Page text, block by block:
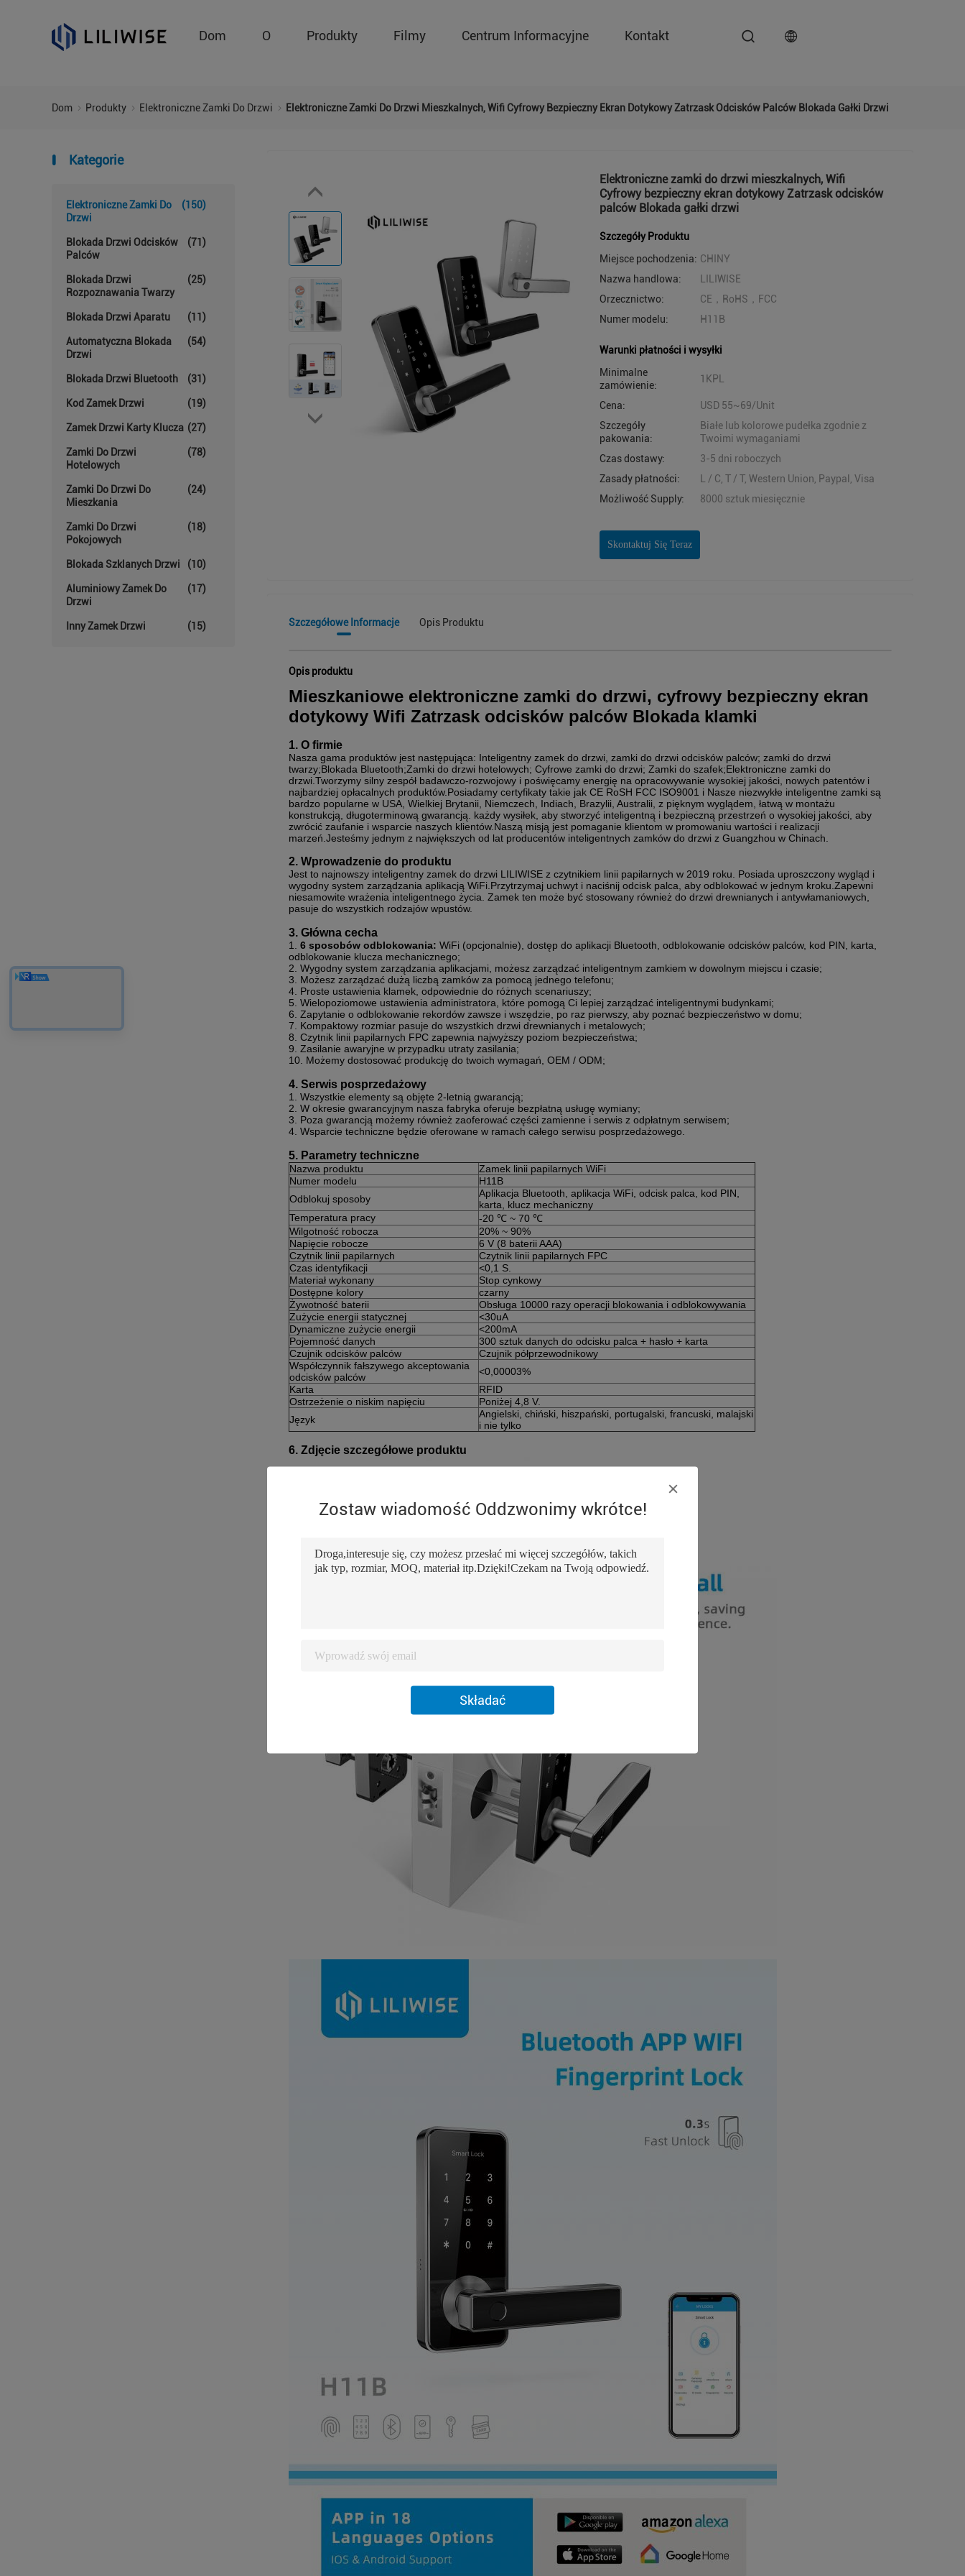
Dom O Produkty Filmy Centrum Informacyjne Kontakt
Dom Produkty Elektroniczne Zamki Do Drzwi Elektroniczne Zamki Do Drzwi Mieszkalnych, Wifi Cyfrowy Bezpieczny Ekran Dotykowy Zatrzask Odcisków Palców Blokada Gałki Drzwi
Kategorie
Elektroniczne Zamki Do
Drzwi
(150)
Blokada Drzwi Odcisków
Palców
(71)
Blokada Drzwi
Rozpoznawania Twarzy
(25)
Blokada Drzwi Aparatu (11)
Automatyczna Blokada
Drzwi
(54)
Blokada Drzwi Bluetooth (31)
Kod Zamek Drzwi (19)
Zamek Drzwi Karty Klucza (27)
Zamki Do Drzwi
Hotelowych
(78)
Zamki Do Drzwi Do
Mieszkania
(24)
Zamki Do Drzwi
Pokojowych
(18)
Blokada Szklanych Drzwi (10)
Aluminiowy Zamek Do
Drzwi
(17)
Inny Zamek Drzwi (15)
Elektroniczne zamki do drzwi mieszkalnych, Wifi
Cyfrowy bezpieczny ekran dotykowy Zatrzask odcisków
palców Blokada gałki drzwi
Szczegóły Produktu
Miejsce pochodzenia: CHINY
Nazwa handlowa:
LILIWISE
Orzecznictwo:
CE，RoHS，FCC
Numer modelu:
H11B
Warunki płatności i wysyłki
Minimalne
zamówienie:
1KPL
Cena:
USD 55~69/Unit
Szczegóły
pakowania:
Białe lub kolorowe pudełka zgodnie z
Twoimi wymaganiami
Czas dostawy:
3-5 dni roboczych
Zasady płatności:
L / C, T / T, Western Union, Paypal, Visa
Możliwość Supply:
8000 sztuk miesięcznie
Skontaktuj Się Teraz
Szczegółowe Informacje Opis Produktu
Opis produktu
Mieszkaniowe elektroniczne zamki do drzwi, cyfrowy bezpieczny ekran
dotykowy Wifi Zatrzask odcisków palców Blokada klamki
1. O firmie
Nasza gama produktów jest następująca: Inteligentny zamek do drzwi, zamki do drzwi odcisków palców; zamki do drzwi
twarzy;Blokada Bluetooth;Zamki do drzwi hotelowych; Cyfrowe zamki do drzwi; Zamki do szafek;Elektroniczne zamki do
drzwi.Tworzymy silny zespół badawczo-rozwojowy i poświęcamy energię na opracowywanie wysokiej jakości, nowych patentów i
najbardziej opłacalnych produktów.Posiadamy certyfikaty takie jak CE RoSH FCC ISO9001 i Nasze niezwykłe inteligentne zamki są
bardzo popularne w USA, Wielkiej Brytanii, Niemczech, Indiach, Brazylii, Australii, z pięknym wyglądem, łatwą w montażu
konstrukcją, długoterminową gwarancją. każdy wysiłek, aby stworzyć inteligentną i bezpieczną przestrzeń o wysokiej jakości, aby
zwrócić zaufanie i wsparcie naszych klientów.Naszą misją jest pomaganie klientom w promowaniu wartości i realizacji
marzeń.Jesteśmy jednym z największych od lat producentów inteligentnych zamków do drzwi z Guangzhou w Chinach.
2. Wprowadzenie do produktu
Jest to najnowszy inteligentny zamek do drzwi LILIWISE z czytnikiem linii papilarnych w 2019 roku. Posiada uproszczony wygląd i
wygodny system zarządzania aplikacją WiFi.Przytrzymaj uchwyt i naciśnij odcisk palca, aby odblokować w jednym kroku.Zapewni
niesamowite wrażenia inteligentnego życia. Zamek ten może być stosowany również do drzwi drewnianych i antywłamaniowych,
pasuje do wszystkich rodzajów wpustów.
3. Główna cecha
1. 6 sposobów odblokowania: WiFi (opcjonalnie), dostęp do aplikacji Bluetooth, odblokowanie odcisków palców, kod PIN, karta,
odblokowanie klucza mechanicznego;
2. Wygodny system zarządzania aplikacjami, możesz zarządzać inteligentnym zamkiem w dowolnym miejscu i czasie;
3. Możesz zarządzać dużą liczbą zamków za pomocą jednego telefonu;
4. Proste ustawienia klamek, odpowiednie do różnych scenariuszy;
5. Wielopoziomowe ustawienia administratora, które pomogą Ci lepiej zarządzać inteligentnymi budynkami;
6. Zapytanie o odblokowanie rekordów zawsze i wszędzie, po raz pierwszy, aby poznać bezpieczeństwo w domu;
7. Kompaktowy rozmiar pasuje do wszystkich drzwi drewnianych i metalowych;
8. Czytnik linii papilarnych FPC zapewnia najwyższy poziom bezpieczeństwa;
9. Zasilanie awaryjne w przypadku utraty zasilania;
10. Możemy dostosować produkcję do twoich wymagań, OEM / ODM;
4. Serwis posprzedażowy
1. Wszystkie elementy są objęte 2-letnią gwarancją;
2. W okresie gwarancyjnym nasza fabryka oferuje bezpłatną usługę wymiany;
3. Poza gwarancją możemy również zaoferować części zamienne i serwis z odpłatnym serwisem;
4. Wsparcie techniczne będzie oferowane w ramach całego serwisu posprzedażowego.
5. Parametry techniczne
Nazwa produktu
Zamek linii papilarnych WiFi
Numer modelu
H11B
Odblokuj sposoby
Aplikacja Bluetooth, aplikacja WiFi, odcisk palca, kod PIN,
karta, klucz mechaniczny
Temperatura pracy
-20 ℃ ~ 70 ℃
Wilgotność robocza
20% ~ 90%
Napięcie robocze
6 V (8 baterii AAA)
Czytnik linii papilarnych
Czytnik linii papilarnych FPC
Czas identyfikacji
<0,1 S.
Materiał wykonany
Stop cynkowy
Dostępne kolory
czarny
Żywotność baterii
Obsługa 10000 razy operacji blokowania i odblokowywania
Zużycie energii statycznej
<30uA
Dynamiczne zużycie energii
<200mA
Pojemność danych
300 sztuk danych do odcisku palca + hasło + karta
Czujnik odcisków palców
Czujnik półprzewodnikowy
Współczynnik fałszywego akceptowania
odcisków palców
<0,00003%
Karta
RFID
Ostrzeżenie o niskim napięciu
Poniżej 4,8 V.
Język
Angielski, chiński, hiszpański, portugalski, francuski, malajski
i nie tylko
6. Zdjęcie szczegółowe produktu
Zostaw wiadomość Oddzwonimy wkrótce!
Składać